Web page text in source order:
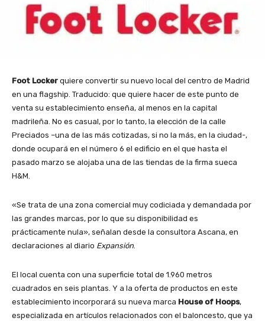
Foot Locker quiere convertir su nuevo local del centro de Madrid
en una flagship. Traducido: que quiere hacer de este punto de
venta su establecimiento enseña, al menos en la capital
madrileña. No es casual, por lo tanto, la elección de la calle
Preciados –una de las más cotizadas, si no la más, en la ciudad-,
donde ocupará en el número 6 el edificio en el que hasta el
pasado marzo se alojaba una de las tiendas de la firma sueca
H&M.
«Se trata de una zona comercial muy codiciada y demandada por
las grandes marcas, por lo que su disponibilidad es
prácticamente nula», señalan desde la consultora Ascana, en
declaraciones al diario Expansión.
El local cuenta con una superficie total de 1.960 metros
cuadrados en seis plantas. Y a la oferta de productos en este
establecimiento incorporará su nueva marca House of Hoops,
especializada en artículos relacionados con el baloncesto, que ya